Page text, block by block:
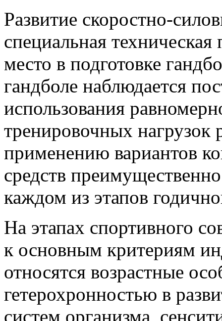
Развитие скоростно-
специальная
место в подготовке
гандболе наблюдается
использования
тренировочных нагрузок
применению вариантов
средств
каждом из этапов
На этапах спортивного
к основным критериям
относятся возрастные
гетерохронностью в
систем организма,